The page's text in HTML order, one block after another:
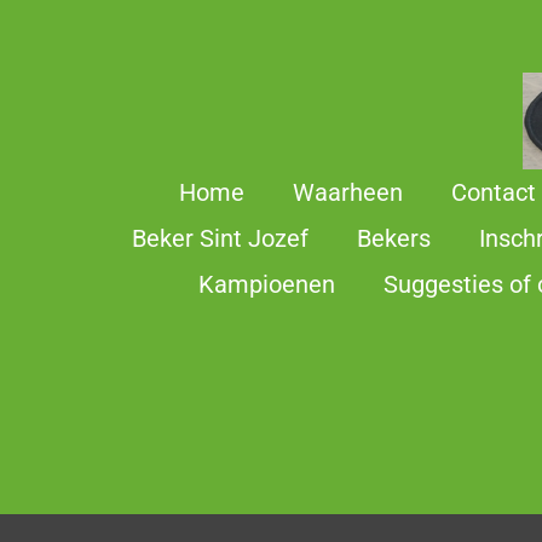
Home Waarheen Contact
Beker Sint Jozef
Bekers
Kampioenen
Suggesties of